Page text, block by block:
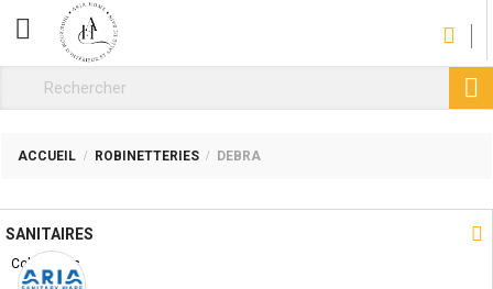
CATÉGORIE

SANITAIRES 
Collections
ACCUEIL ROBINETTERIES DEBRA